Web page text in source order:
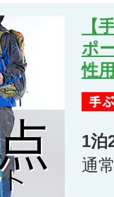
【
ポ
性
1泊
通